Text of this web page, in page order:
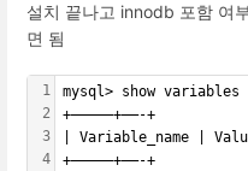
설치 끝나고 innodb 포함 여
면 됨
1
2
3
4
mysql> show variables
+—————+——-+
| Variable_name |
+—————+——-+